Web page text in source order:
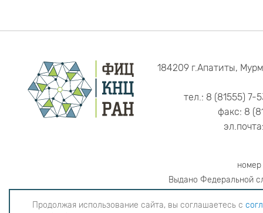
184209 г.Апатиты,
тел.: 8 (81555) 7-
факс: 8
эл.почта:
номер
Выдано Федеральной
Продолжая использование сайта, вы соглашаетесь с